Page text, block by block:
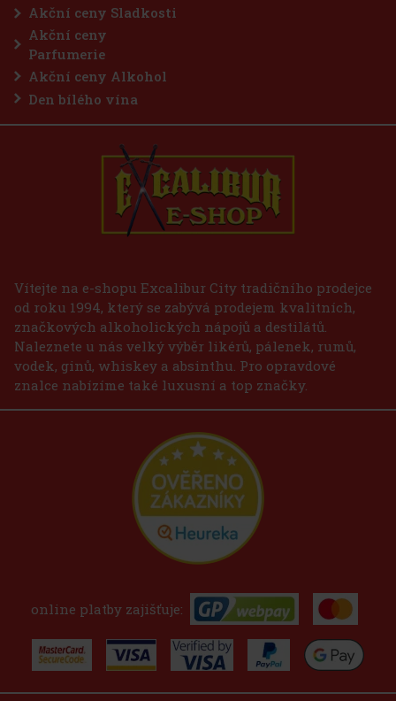
Akční ceny Sladkosti
Akční ceny
Parfumerie
Akční ceny Alkohol
Den bílého vína
Vítejte na e-shopu Excalibur City tradičního prodejce
od roku 1994, který se zabývá prodejem kvalitních,
značkových alkoholických nápojů a destilátů.
Naleznete u nás velký výběr likérů, pálenek, rumů,
vodek, ginů, whiskey a absinthu. Pro opravdové
znalce nabízíme také luxusní a top značky.
online platby zajišťuje: